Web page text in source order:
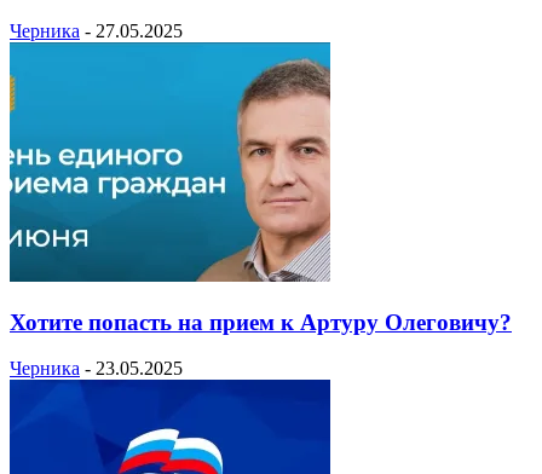
Черника - 27.05.2025
Хотите попасть на прием к Артуру Олеговичу?
Черника - 23.05.2025